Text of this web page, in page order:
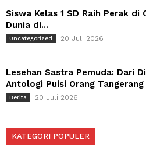
Siswa Kelas 1 SD Raih Perak
Dunia di...
Uncategorized 20 Juli 2026
Lesehan Sastra Pemuda: Dari
Antologi Puisi Orang Tangerang
Berita 20 Juli 2026
KATEGORI POPULER